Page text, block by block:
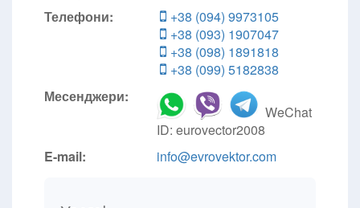
Телефони:
+38 (094) 9973105
+38 (093) 1907047
+38 (098) 1891818
+38 (099) 5182838
Месенджери:
WeChat
ID: eurovector2008
E-mail:
info@evrovektor.com